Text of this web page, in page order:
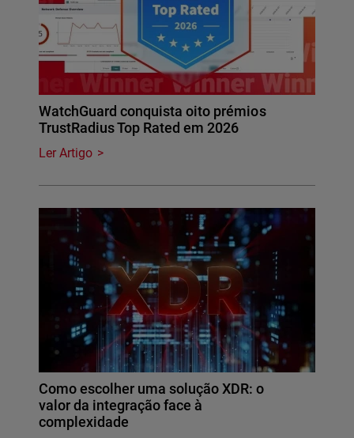
WatchGuard conquista oito prémios
TrustRadius Top Rated em 2026
Ler Artigo
Como escolher uma solução XDR: o
valor da integração face à
complexidade